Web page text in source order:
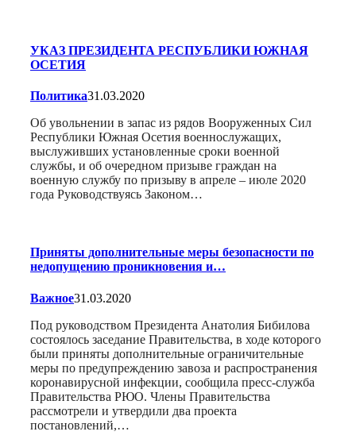
УКАЗ ПРЕЗИДЕНТА РЕСПУБЛИКИ ЮЖНАЯ
ОСЕТИЯ
Политика31.03.2020
Об увольнении в запас из рядов Вооруженных Сил
Республики Южная Осетия военнослужащих,
выслуживших установленные сроки военной
службы, и об очередном призыве граждан на
военную службу по призыву в апреле – июле 2020
года Руководствуясь Законом…
Приняты дополнительные меры безопасности по
недопущению проникновения и…
Важное31.03.2020
Под руководством Президента Анатолия Бибилова
состоялось заседание Правительства, в ходе которого
были приняты дополнительные ограничительные
меры по предупреждению завоза и распространения
коронавирусной инфекции, сообщила пресс-служба
Правительства РЮО. Члены Правительства
рассмотрели и утвердили два проекта
постановлений,…